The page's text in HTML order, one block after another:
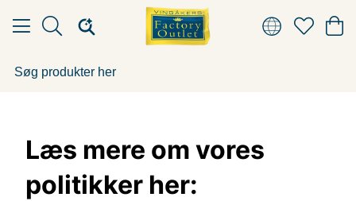
Læs mere om vores
politikker her: